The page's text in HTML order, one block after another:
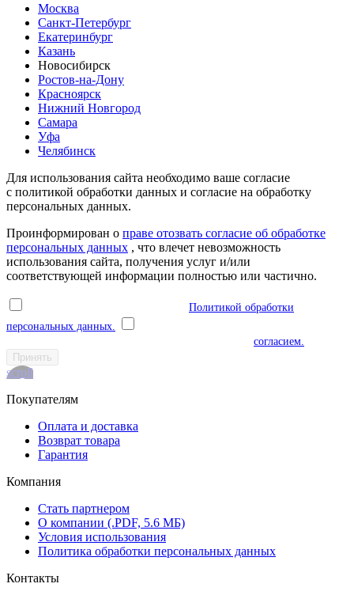
Москва
Санкт-Петербург
Екатеринбург
Казань
Новосибирск
Ростов-на-Дону
Красноярск
Нижний Новгород
Самара
Уфа
Челябинск
Для использования сайта необходимо ваше согласие
с политикой обработки данных и согласие на обработку
персональных данных.
Проинформирован о праве отозвать согласие об обработке
персональных данных , что влечет невозможность
использования сайта, получения услуг и/или
соответствующей информации полностью или частично.
Политикой обработки
персональных данных.
согласием.
Принять
scroll
Покупателям
Оплата и доставка
Возврат товара
Гарантия
Компания
Стать партнером
О компании (.PDF, 5.6 МБ)
Условия использования
Политика обработки персональных данных
Контакты